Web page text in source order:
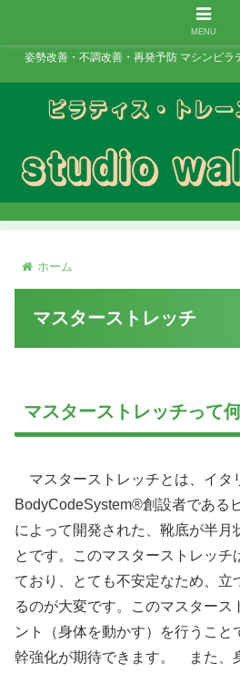
姿勢改善・不調改善・再発予防 マシンピラ
ホーム
マスターストレッチ
マスターストレッチって
マスターストレッチとは、イタ
BodyCodeSystem®創設者である
によって開発された、靴底が半月
とです。このマスターストレッチ
ており、とても不安定なため、立
るのが大変です。このマスタース
ント（身体を動かす）を行うこと
幹強化が期待できます。 また、
MENU